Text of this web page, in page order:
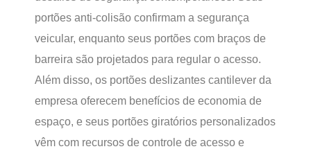
portões anti-colisão confirmam a segurança
veicular, enquanto seus portões com braços de
barreira são projetados para regular o acesso.
Além disso, os portões deslizantes cantilever da
empresa oferecem benefícios de economia de
espaço, e seus portões giratórios personalizados
vêm com recursos de controle de acesso e